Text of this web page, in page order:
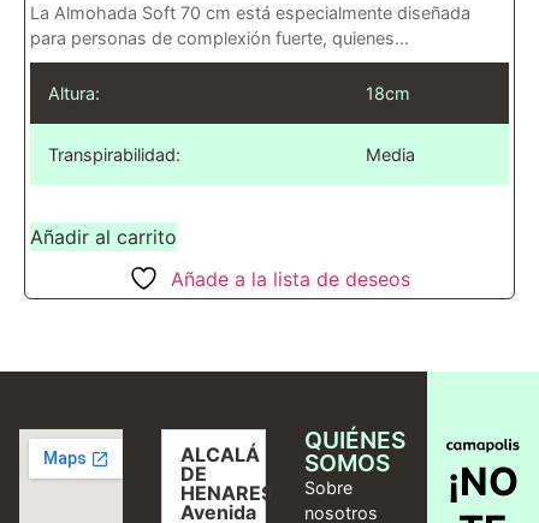
La Almohada Soft 70 cm está especialmente diseñada
para personas de complexión fuerte, quienes...
Altura: 18cm
Transpirabilidad: Media
Añadir al carrito
Añade a la lista de deseos
ALCALÁ
DE
HENARES,
Avenida
QUIÉNES
SOMOS
Sobre
nosotros
¡NO